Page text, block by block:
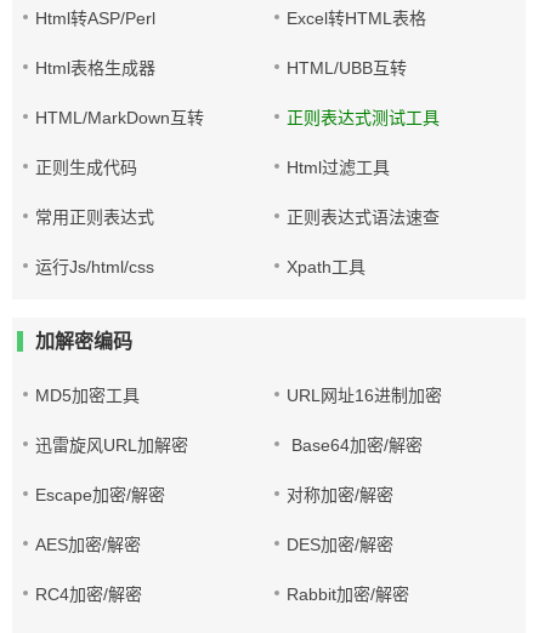
Html转ASP/Perl Excel转HTML表格
Html表格生成器 HTML/UBB互转
HTML/MarkDown互转 正则表达式测试工具
正则生成代码 Html过滤工具
常用正则表达式 正则表达式语法速查
运行Js/html/css Xpath工具
加解密编码
MD5加密工具 URL网址16进制加密
迅雷旋风URL加解密 Base64加密/解密
Escape加密/解密 对称加密/解密
AES加密/解密 DES加密/解密
RC4加密/解密 Rabbit加密/解密